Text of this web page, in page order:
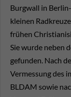
Burgwall in
kleinen
frühen
Sie wurde neben
gefunden. Nach
Vermessung des
BLDAM sowie